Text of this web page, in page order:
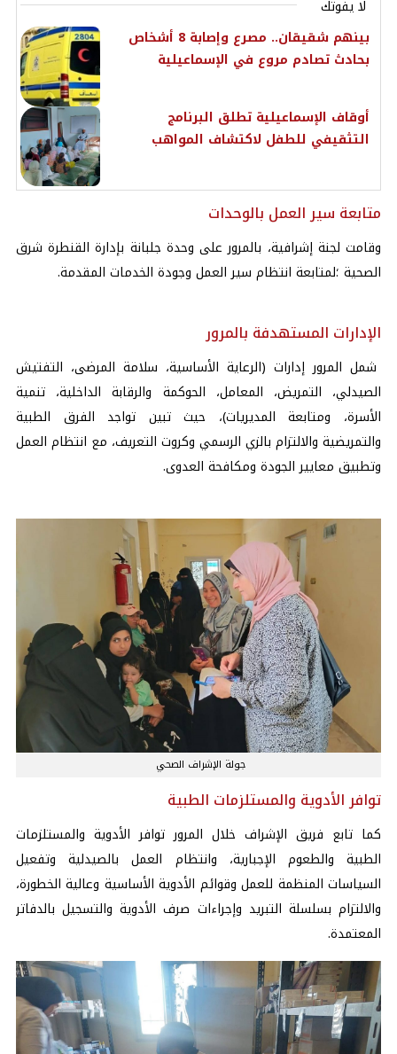
لا يفوتك
بينهم شقيقان.. مصرع وإصابة 8 أشخاص
بحادث تصادم مروع في الإسماعيلية
أوقاف الإسماعيلية تطلق البرنامج
التثقيفي للطفل لاكتشاف المواهب
متابعة سير العمل بالوحدات
وقامت لجنة إشرافية، بالمرور على وحدة جلبانة بإدارة القنطرة شرق
الصحية ؛لمتابعة انتظام سير العمل وجودة الخدمات المقدمة.
الإدارات المستهدفة بالمرور
شمل المرور إدارات (الرعاية الأساسية، سلامة المرضى، التفتيش
الصيدلي، التمريض، المعامل، الحوكمة والرقابة الداخلية، تنمية
الأسرة، ومتابعة المديريات)، حيث تبين تواجد الفرق الطبية
والتمريضية والالتزام بالزي الرسمي وكروت التعريف، مع انتظام العمل
وتطبيق معايير الجودة ومكافحة العدوى.
جولة الإشراف الصحي
توافر الأدوية والمستلزمات الطبية
كما تابع فريق الإشراف خلال المرور توافر الأدوية والمستلزمات
الطبية والطعوم الإجبارية، وانتظام العمل بالصيدلية وتفعيل
السياسات المنظمة للعمل وقوائم الأدوية الأساسية وعالية الخطورة،
والالتزام بسلسلة التبريد وإجراءات صرف الأدوية والتسجيل بالدفاتر
المعتمدة.